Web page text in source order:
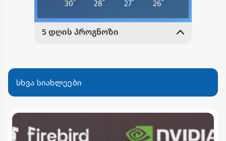
სხვა სიახლეები